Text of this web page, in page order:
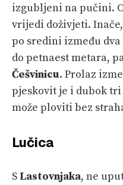
izgubljeni na pučini.
vrijedi doživjeti.
po sredini između
do petnaest metara,
Češvinicu. Prolaz
pjeskovit je i dubok
može ploviti bez
Lučica
S Lastovnjaka, ne